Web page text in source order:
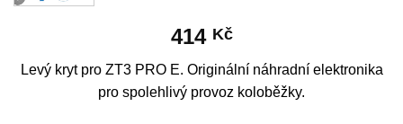
414 Kč
Levý kryt pro ZT3 PRO E. Originální náhradní elektronika
pro spolehlivý provoz koloběžky.